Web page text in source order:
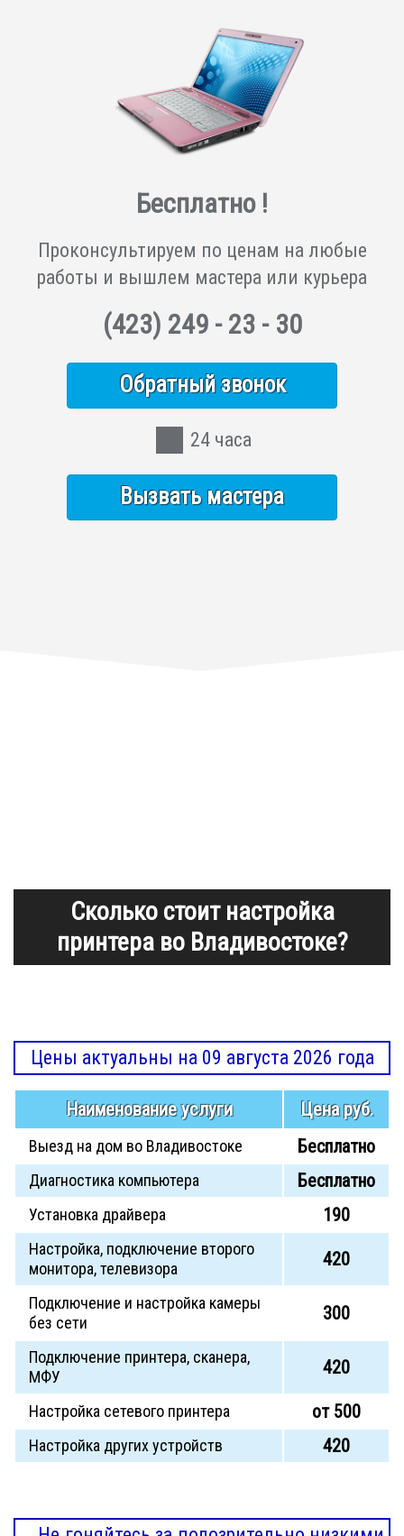
Бесплатно !
Проконсультируем по ценам на любые
работы и вышлем мастера или курьера
(423) 249 - 23 - 30
Обратный звонок
24 часа
Вызвать мастера
Сколько стоит настройка
принтера во Владивостоке?
Цены актуальны на 09 августа 2026 года
Наименование услуги Цена руб.
Выезд на дом во Владивостоке Бесплатно
Диагностика компьютера Бесплатно
Установка драйвера 190
Настройка, подключение второго
монитора, телевизора
420
Подключение и настройка камеры
без сети
300
Подключение принтера, сканера,
МФУ
420
Настройка сетевого принтера от 500
Настройка других устройств 420